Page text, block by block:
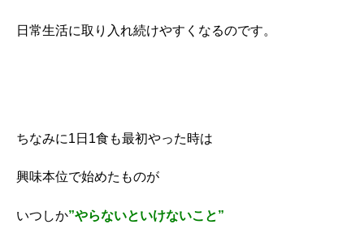
日常生活に取り入れ続けやすくなるのです。
ちなみに1日1食も最初やった時は
興味本位で始めたものが
いつしか”やらないといけないこと”